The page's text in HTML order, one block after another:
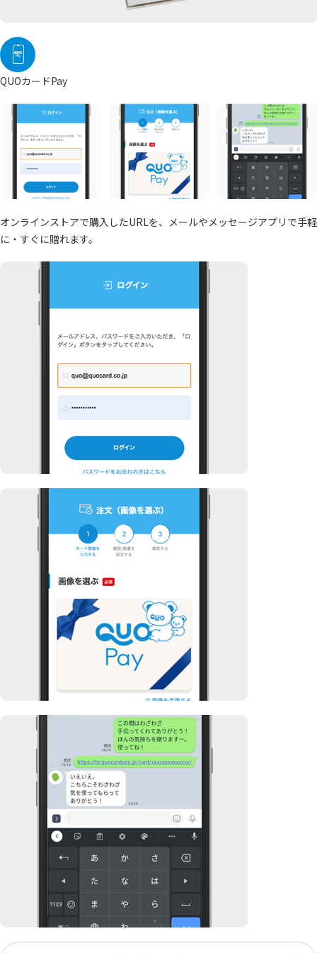
QUOカードPay
オンラインストアで購入したURLを、メールやメッセージアプリで手軽
に・すぐに贈れます。